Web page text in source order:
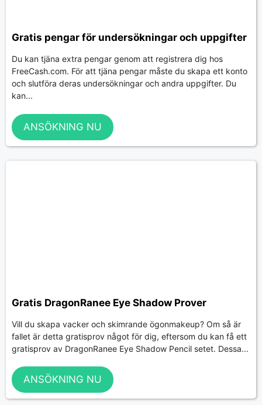
Gratis pengar för undersökningar och uppgifter
Du kan tjäna extra pengar genom att registrera dig hos
FreeCash.com. För att tjäna pengar måste du skapa ett konto
och slutföra deras undersökningar och andra uppgifter. Du
kan...
ANSÖKNING NU
Gratis DragonRanee Eye Shadow Prover
Vill du skapa vacker och skimrande ögonmakeup? Om så är
fallet är detta gratisprov något för dig, eftersom du kan få ett
gratisprov av DragonRanee Eye Shadow Pencil setet. Dessa...
ANSÖKNING NU